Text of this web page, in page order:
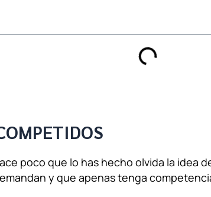
poco que lo has hecho olvida la idea
y que apenas tenga